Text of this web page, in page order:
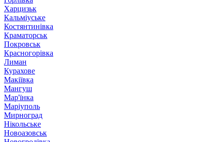
Харцизьк
Кальміуське
Костянтинівка
Краматорськ
Покровськ
Красногорівка
Лиман
Курахове
Макіївка
Мангуш
Мар'їнка
Маріуполь
Мирноград
Нікольське
Новоазовськ